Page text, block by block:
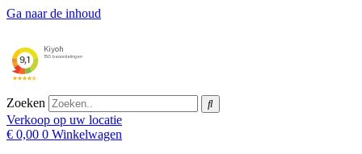
Ga naar de inhoud
Zoeken
Verkoop op uw locatie
€ 0,00 0 Winkelwagen